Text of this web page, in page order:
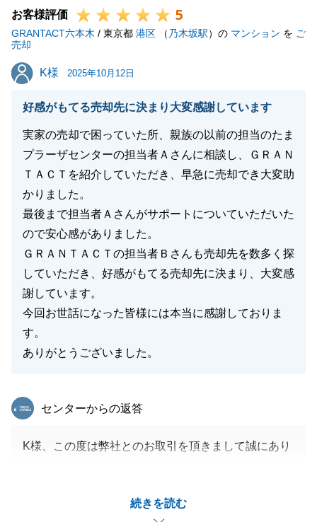
お客様評価 5
GRANTACT六本木 / 東京都 港区 （ 乃木坂駅）の マンション を ご
売却
K様
K様 2025年10月12日
好感がもてる売却先に決まり大変感謝しています
実家の売却で困っていた所、親族の以前の担当のたま
プラーザセンターの担当者Ａさんに相談し、ＧＲＡＮ
ＴＡＣＴを紹介していただき、早急に売却でき大変助
かりました。
最後まで担当者Ａさんがサポートについていただいた
ので安心感がありました。
ＧＲＡＮＴＡＣＴの担当者Ｂさんも売却先を数多く探
していただき、好感がもてる売却先に決まり、大変感
謝しています。
今回お世話になった皆様には本当に感謝しておりま
す。
ありがとうございました。
続きを読む
東急リバブル
センターからの返答
K様、この度は弊社とのお取引を頂きまして誠にあり
等のご対応等もご協力頂き誠にありがとうございま